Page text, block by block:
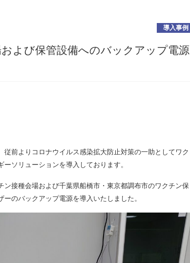
導入事例
よび保管設備へのバックアップ電源
前よりコロナウイルス感染拡大防止対策の一助としてワク
ソリューションを導入しております。
接種会場および千葉県船橋市・東京都調布市のワクチン保
のバックアップ電源を導入いたしました。